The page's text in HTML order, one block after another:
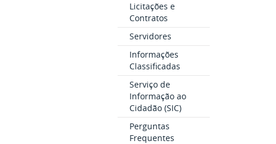
Licitações e
Contratos
Servidores
Informações
Classificadas
Serviço de
Informação ao
Cidadão (SIC)
Perguntas
Frequentes